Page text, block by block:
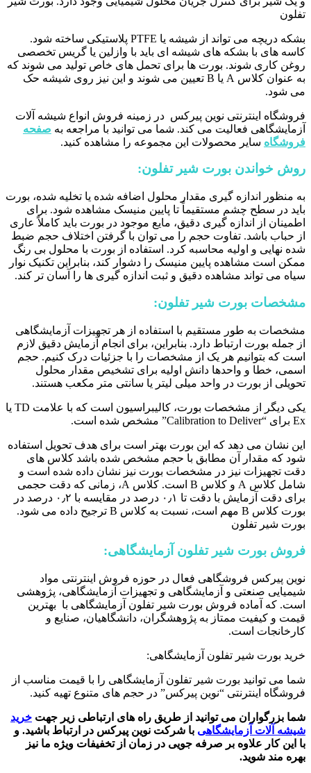
تفلون
بشکه دریچه می تواند از شیشه یا PTFE پلاستیکی ساخته شود.
کاسه های با بشکه های شیشه ای باید با وازلین یا گریس تخصصی
روغن کاری شوند. بورت ها برای تحمل های خاص تولید می شوند که
به عنوان کلاس A یا B تعیین می شوند و این نیز روی شیشه حک
می شود.
فروشگاه اینترنتی نوین پیرکس در زمینه فروش انواع شیشه آلات
آزمایشگاهی فعالیت می کند. شما می توانید با مراجعه به صفحه
فروشگاه سایر محصولات این مجموعه را مشاهده کنید.
روش خواندن بورت شیر تفلون:
به منظور اندازه گیری مقدار محلول اضافه شده یا تخلیه شده، بورت
باید در سطح چشم مستقیماً تا پایین منیسک مشاهده شود. برای
اطمینان از اندازه گیری دقیق، مایع موجود در بورت باید کاملاً عاری
از حباب باشد. تفاوت حجم را می توان با گرفتن اختلاف حجم ضبط
شده نهایی و اولیه محاسبه کرد. استفاده از بورت با محلول بی رنگ
ممکن است مشاهده پایین منیسک را دشوار کند، بنابراین تکنیک نوار
سیاه می تواند مشاهده دقیق و ثبت اندازه گیری ها را آسان تر کند.
مشخصات بورت شیر تفلون:
مشخصات به طور مستقیم با استفاده از هر تجهیزات آزمایشگاهی
از جمله بورت ارتباط دارد. بنابراین، برای انجام آزمایش دقیق لازم
است که بتوانیم هر یک از مشخصات را با جزئیات درک کنیم. حجم
اسمی، خطا و واحدها دانش اولیه برای تشخیص مقدار محلول
تحویلی از بورت در واحد میلی لیتر یا سانتی متر مکعب هستند.
یکی دیگر از مشخصات بورت، کالیبراسیون است که با علامت TD یا
Ex برای “Calibration to Deliver” مشخص شده است.
این نشان می دهد که این بورت بهتر است برای هدف تحویل استفاده
شود که مقدار آن مطابق با حجم مشخص شده باشد کلاس های
دقت تجهیزات نیز در مشخصات بورت نیز نشان داده شده است و
شامل کلاس A و کلاس B است. کلاس A، زمانی که دقت حجمی
برای دقت آزمایش با دقت تا ۰٫۱ درصد در مقایسه با ۰٫۲ درصد در
بورت کلاس B مهم است، نسبت به کلاس B ترجیح داده می شود.
بورت شیر تفلون
فروش بورت شیر تفلون آزمایشگاهی:
نوین پیرکس فروشگاهی فعال در حوزه فروش اینترنتی مواد
شیمیایی صنعتی و آزمایشگاهی و تجهیزات آزمایشگاهی، پژوهشی
است. که آماده فروش بورت شیر تفلون آزمایشگاهی با بهترین
قیمت و کیفیت ممتاز به پژوهشگران، دانشگاهیان، صنایع و
کارخانجات است.
خرید بورت شیر تفلون آزمایشگاهی:
شما می توانید بورت شیر تفلون آزمایشگاهی را با قیمت مناسب از
فروشگاه اینترنتی “نوین پیرکس” در حجم های متنوع تهیه کنید.
شما بزرگواران می توانید از طریق راه های ارتباطی زیر جهت خرید
شیشه آلات آزمایشگاهی با شرکت نوین پیرکس در ارتباط باشید. و
با این کار علاوه بر صرفه جویی در زمان از تخفیفات ویژه ما نیز
بهره مند شوید.